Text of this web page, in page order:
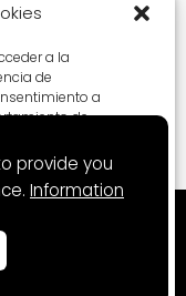
a la
de
a
de
y
Ver preferencias
provide you
Information